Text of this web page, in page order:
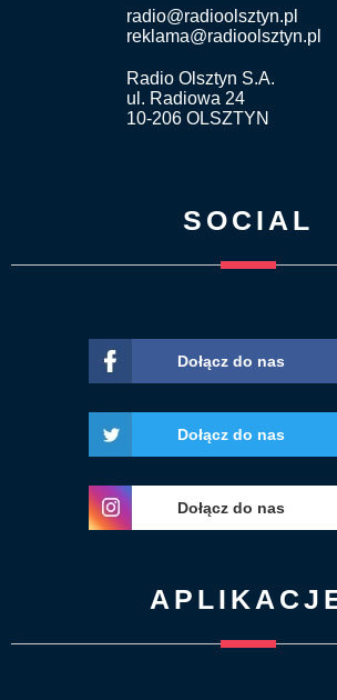
radio@radioolsztyn.pl
reklama@radioolsztyn.pl
Radio Olsztyn S.A.
ul. Radiowa 24
10-206 OLSZTYN
SOCIAL
Dołącz do nas
Dołącz do nas
Dołącz do nas